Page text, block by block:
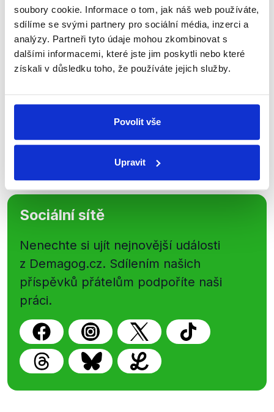
soubory cookie. Informace o tom, jak náš web používáte,
sdílíme se svými partnery pro sociální média, inzerci a
analýzy. Partneři tyto údaje mohou zkombinovat s
dalšími informacemi, které jste jim poskytli nebo které
získali v důsledku toho, že používáte jejich služby.
Povolit vše
Upravit
Přihlaste se k odběru našeho
newsletteru nebowhatsappového
kanálu, kde pravidelně přinášíme
shrnutí nejzajímavějších článků a analýz.
přehled o tom, jaké dezinformace a
nepravdy se zrovna v Česku šíří.
Sociální sítě
Nenechte si ujít nejnovější události
z Demagog.cz. Sdílením našich
příspěvků přátelům podpoříte naši
práci.